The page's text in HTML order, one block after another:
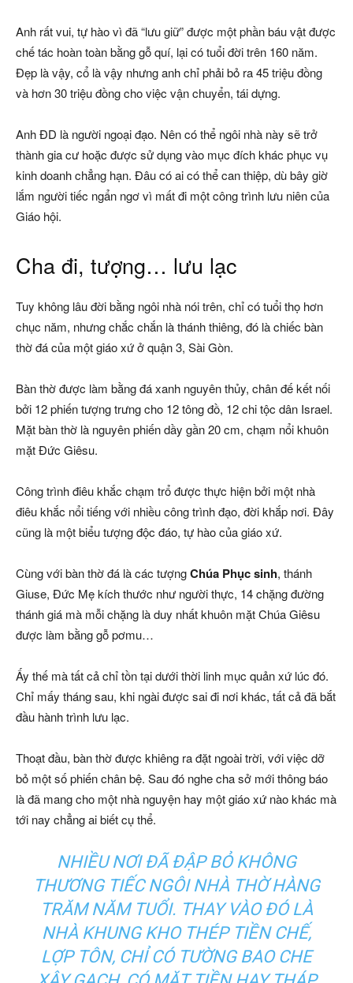
Anh rất vui, tự hào vì đã “lưu giữ” được một phần báu vật được
chế tác hoàn toàn bằng gỗ quí, lại có tuổi đời trên 160 năm.
Đẹp là vậy, cổ là vậy nhưng anh chỉ phải bỏ ra 45 triệu đồng
và hơn 30 triệu đồng cho việc vận chuyển, tái dựng.
Anh ĐD là người ngoại đạo. Nên có thể ngôi nhà này sẽ trở
thành gia cư hoặc được sử dụng vào mục đích khác phục vụ
kinh doanh chẳng hạn. Đâu có ai có thể can thiệp, dù bây giờ
lắm người tiếc ngẩn ngơ vì mất đi một công trình lưu niên của
Giáo hội.
Cha đi, tượng… lưu lạc
Tuy không lâu đời bằng ngôi nhà nói trên, chỉ có tuổi thọ hơn
chục năm, nhưng chắc chắn là thánh thiêng, đó là chiếc bàn
thờ đá của một giáo xứ ở quận 3, Sài Gòn.
Bàn thờ được làm bằng đá xanh nguyên thủy, chân đế kết nối
bởi 12 phiến tượng trưng cho 12 tông đồ, 12 chi tộc dân Israel.
Mặt bàn thờ là nguyên phiến dầy gần 20 cm, chạm nổi khuôn
mặt Đức Giêsu.
Công trình điêu khắc chạm trổ được thực hiện bởi một nhà
điêu khắc nổi tiếng với nhiều công trình đạo, đời khắp nơi. Đây
cũng là một biểu tượng độc đáo, tự hào của giáo xứ.
Cùng với bàn thờ đá là các tượngChúa Phục sinh, thánh
Giuse, Đức Mẹ kích thước như người thực, 14 chặng đường
thánh giá mà mỗi chặng là duy nhất khuôn mặt Chúa Giêsu
được làm bằng gỗ pơmu…
Ấy thế mà tất cả chỉ tồn tại dưới thời linh mục quản xứ lúc đó.
Chỉ mấy tháng sau, khi ngài được sai đi nơi khác, tất cả đã bắt
đầu hành trình lưu lạc.
Thoạt đầu, bàn thờ được khiêng ra đặt ngoài trời, với việc dỡ
bỏ một số phiến chân bệ. Sau đó nghe cha sở mới thông báo
là đã mang cho một nhà nguyện hay một giáo xứ nào khác mà
tới nay chẳng ai biết cụ thể.
NHIỀU NƠI ĐÃ ĐẬP BỎ KHÔNG
THƯƠNG TIẾC NGÔI NHÀ THỜ HÀNG
TRĂM NĂM TUỔI. THAY VÀO ĐÓ LÀ
NHÀ KHUNG KHO THÉP TIỀN CHẾ,
LỢP TÔN, CHỈ CÓ TƯỜNG BAO CHE